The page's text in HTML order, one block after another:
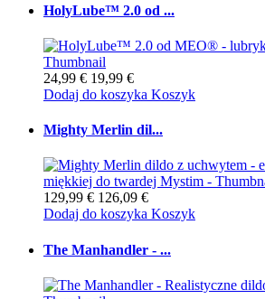
HolyLube™ 2.0 od ...
24,99 € 19,99 €
Dodaj do koszyka Koszyk
Mighty Merlin dil...
129,99 € 126,09 €
Dodaj do koszyka Koszyk
The Manhandler - ...